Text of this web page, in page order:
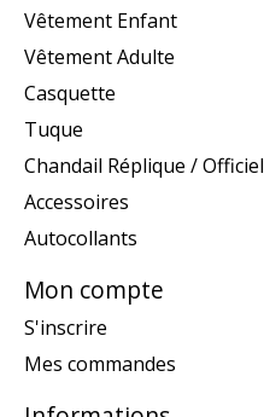
Vêtement Enfant
Vêtement Adulte
Casquette
Tuque
Chandail Réplique / Officiel
Accessoires
Autocollants
Mon compte
S'inscrire
Mes commandes